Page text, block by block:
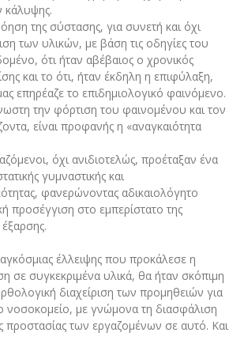
κάλυψης.
της σύστασης, για συνετή και όχι
των υλικών, με βάση τις οδηγίες του
ότι ήταν αβέβαιος ο χρονικός
και το ότι, ήταν έκδηλη η επιφύλαξη,
επηρέαζε το επιδημιολογικό φαινόμενο.
την φόρτιση του φαινομένου και τον
είναι προφανής η «αναγκαιότητα
όχι ανιδιοτελώς, προέταξαν ένα
γυμναστικής και
φανερώνοντας αδικαιολόγητο
προσέγγιση στο εμπερίστατο της
έλλειψης που προκάλεσε η
σε συγκεκριμένα υλικά, θα ήταν σκόπιμη
διαχείριση των προμηθειών για
νοσοκομείο, με γνώμονα τη διασφάλιση
προστασίας των εργαζομένων σε αυτό. Και